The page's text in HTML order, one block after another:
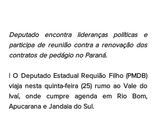
Deputado encontra lideranças políticas e
participa de reunião contra a renovação dos
contratos de pedágio no Paraná.
| O Deputado Estadual Requião Filho (PMDB)
viaja nesta quinta-feira (25) rumo ao Vale do
Ivaí, onde cumpre agenda em Rio Bom,
Apucarana e Jandaia do Sul.